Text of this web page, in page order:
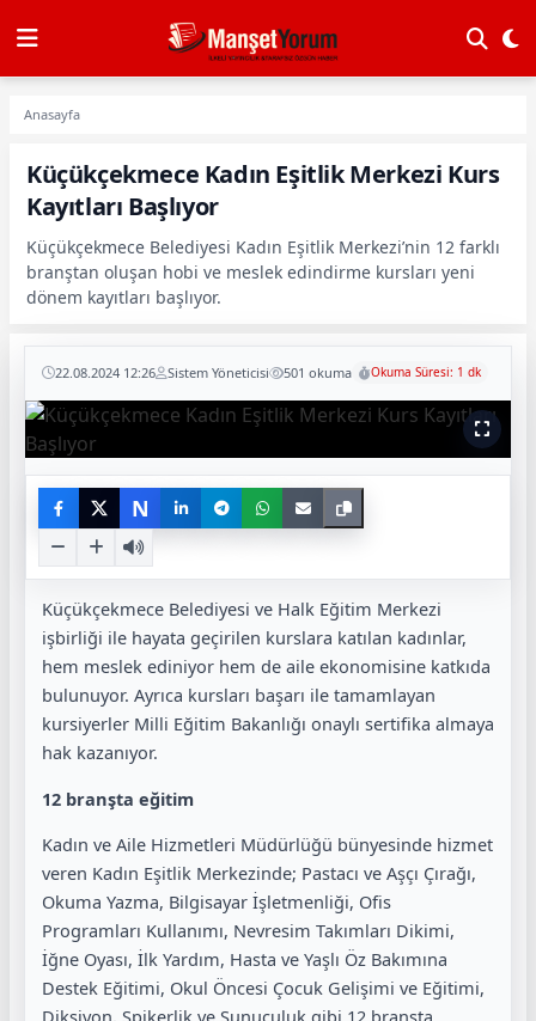
Anasayfa
Küçükçekmece Kadın Eşitlik Merkezi Kurs
Kayıtları Başlıyor
Küçükçekmece Belediyesi Kadın Eşitlik Merkezi’nin 12 farklı
branştan oluşan hobi ve meslek edindirme kursları yeni
dönem kayıtları başlıyor.
22.08.2024 12:26 Sistem Yöneticisi 501 okuma Okuma Süresi: 1 dk
N
Küçükçekmece Belediyesi ve Halk Eğitim Merkezi
işbirliği ile hayata geçirilen kurslara katılan kadınlar,
hem meslek ediniyor hem de aile ekonomisine katkıda
bulunuyor. Ayrıca kursları başarı ile tamamlayan
kursiyerler Milli Eğitim Bakanlığı onaylı sertifika almaya
hak kazanıyor.
12 branşta eğitim
Kadın ve Aile Hizmetleri Müdürlüğü bünyesinde hizmet
veren Kadın Eşitlik Merkezinde; Pastacı ve Aşçı Çırağı,
Okuma Yazma, Bilgisayar İşletmenliği, Ofis
Programları Kullanımı, Nevresim Takımları Dikimi,
İğne Oyası, İlk Yardım, Hasta ve Yaşlı Öz Bakımına
Destek Eğitimi, Okul Öncesi Çocuk Gelişimi ve Eğitimi,
Diksiyon, Spikerlik ve Sunuculuk gibi 12 branşta